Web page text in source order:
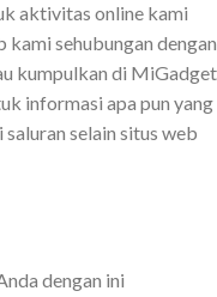
aktivitas online kami
sehubungan dengan
kumpulkan di MiGadget
informasi apa pun yang
selain situs web
dengan ini